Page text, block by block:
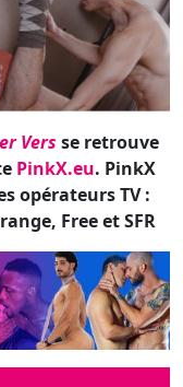
PinkX.eu. PinkX
opérateurs TV :
Free et SFR